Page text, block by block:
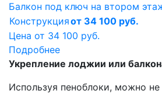
Балкон под ключ на втором
Конструкцияот 34 100 руб.
Цена от 34 100 руб.
Подробнее
Укрепление лоджии или
Используя пеноблоки, можно не